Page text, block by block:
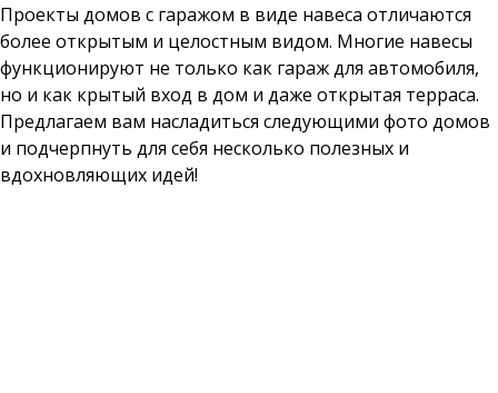
Проекты домов с гаражом в виде навеса отличаются
более открытым и целостным видом. Многие навесы
функционируют не только как гараж для автомобиля,
но и как крытый вход в дом и даже открытая терраса.
Предлагаем вам насладиться следующими фото домов
и подчерпнуть для себя несколько полезных и
вдохновляющих идей!